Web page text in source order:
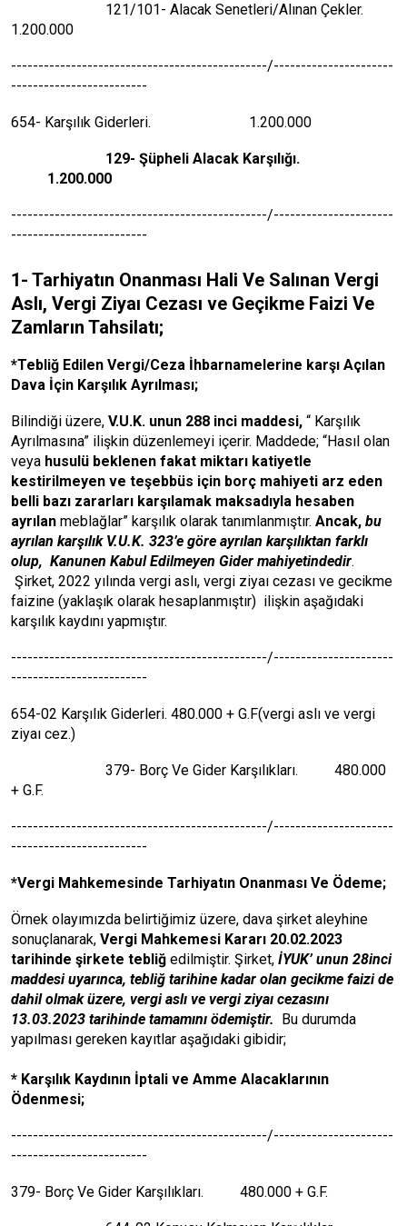
121/101- Alacak Senetleri/Alınan Çekler.
1.200.000
-----------------------------------------------/----------------------
-------------------------
654- Karşılık Giderleri. 1.200.000
129- Şüpheli Alacak Karşılığı.
1.200.000
-----------------------------------------------/----------------------
-------------------------
1- Tarhiyatın Onanması Hali Ve Salınan Vergi
Aslı, Vergi Ziyaı Cezası ve Geçikme Faizi Ve
Zamların Tahsilatı;
*Tebliğ Edilen Vergi/Ceza İhbarnamelerine karşı Açılan
Dava İçin Karşılık Ayrılması;
Bilindiği üzere, V.U.K. unun 288 inci maddesi, “ Karşılık
Ayrılmasına” ilişkin düzenlemeyi içerir. Maddede; “Hasıl olan
veya husulü beklenen fakat miktarı katiyetle
kestirilmeyen ve teşebbüs için borç mahiyeti arz eden
belli bazı zararları karşılamak maksadıyla hesaben
ayrılan meblağlar” karşılık olarak tanımlanmıştır. Ancak, bu
ayrılan karşılık V.U.K. 323’e göre ayrılan karşılıktan farklı
olup, Kanunen Kabul Edilmeyen Gider mahiyetindedir.
Şirket, 2022 yılında vergi aslı, vergi ziyaı cezası ve gecikme
faizine (yaklaşık olarak hesaplanmıştır) ilişkin aşağıdaki
karşılık kaydını yapmıştır.
-----------------------------------------------/----------------------
-------------------------
654-02 Karşılık Giderleri. 480.000 + G.F(vergi aslı ve vergi
ziyaı cez.)
379- Borç Ve Gider Karşılıkları. 480.000
+ G.F.
-----------------------------------------------/----------------------
-------------------------
*Vergi Mahkemesinde Tarhiyatın Onanması Ve Ödeme;
Örnek olayımızda belirtiğimiz üzere, dava şirket aleyhine
sonuçlanarak, Vergi Mahkemesi Kararı 20.02.2023
tarihinde şirkete tebliğ edilmiştir. Şirket, İYUK’ unun 28inci
maddesi uyarınca, tebliğ tarihine kadar olan gecikme faizi de
dahil olmak üzere, vergi aslı ve vergi ziyaı cezasını
13.03.2023 tarihinde tamamını ödemiştir. Bu durumda
yapılması gereken kayıtlar aşağıdaki gibidir;
* Karşılık Kaydının İptali ve Amme Alacaklarının
Ödenmesi;
-----------------------------------------------/----------------------
-------------------------
379- Borç Ve Gider Karşılıkları. 480.000 + G.F.